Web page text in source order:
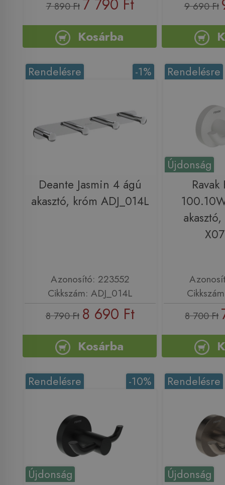
7 890 Ft 7 790 Ft
Kosárba
9 690 Ft
-1%
Rendelésre
Deante Jasmin 4 ágú
akasztó, króm ADJ_014L
Azonosító: 223552
Cikkszám: ADJ_014L
8 790 Ft 8 690 Ft
Kosárba
Újdonság
Rendelésre
8 700 Ft
Újdonság
-10%
Rendelésre
Újdonság
Rendelésre